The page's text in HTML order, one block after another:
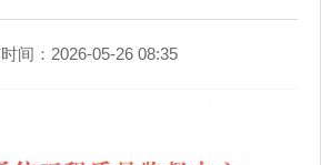
间：2026-05-26 08:35